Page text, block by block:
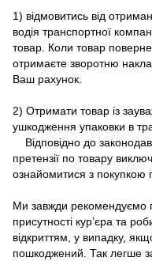
1) відмовитись від
водія транспортної
товар. Коли товар
отримаєте зворотню
Ваш рахунок.
2) Отримати товар із
ушкодження упаковки в
Відповідно до
претензії по товару
ознайомитися з покупкою
Ми завжди рекомендуємо
присутності кур’єра та
відкриттям, у випадку,
пошкоджений. Так легше